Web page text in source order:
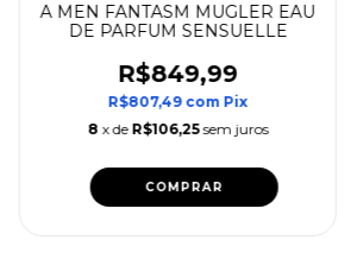
A MEN FANTASM MUGLER EAU
DE PARFUM SENSUELLE
R$849,99
R$807,49 com Pix
8 x de R$106,25 sem juros
COMPRAR